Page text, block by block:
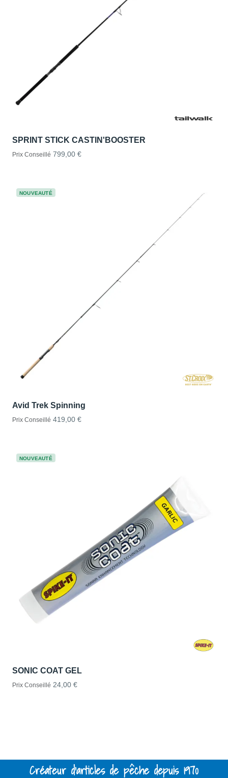
SPRINT STICK CASTIN'BOOSTER
Prix Conseillé 799,00 €
NOUVEAUTÉ
Avid Trek Spinning
Prix Conseillé 419,00 €
NOUVEAUTÉ
SONIC COAT GEL
Prix Conseillé 24,00 €
Créateur d'articles de pêche depuis 1970